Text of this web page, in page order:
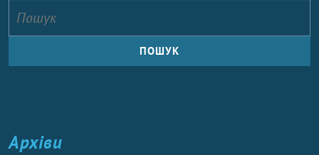
Архіви